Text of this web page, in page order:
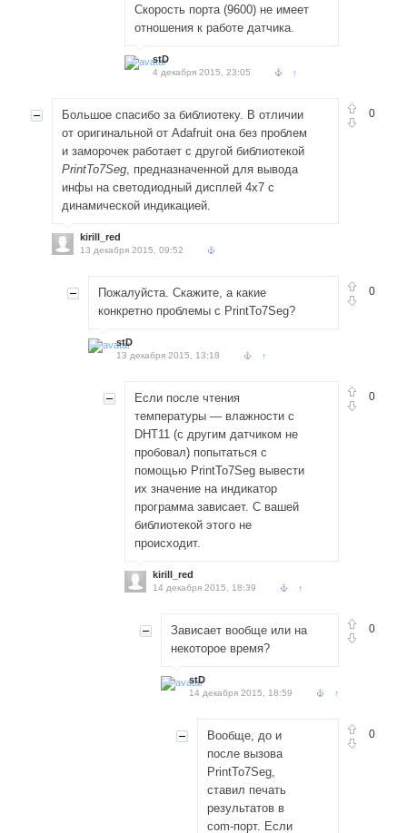
Скорость порта (9600) не имеет
отношения к работе датчика.
stD
4 декабря 2015, 23:05 ↑
0
Большое спасибо за библиотеку. В отличии
от оригинальной от Adafruit она без проблем
и заморочек работает с другой библиотекой
PrintTo7Seg, предназначенной для вывода
инфы на светодиодный дисплей 4x7 с
динамической индикацией.
kirill_red
13 декабря 2015, 09:52
0
Пожалуйста. Скажите, а какие
конкретно проблемы с PrintTo7Seg?
stD
13 декабря 2015, 13:18 ↑
0
Если после чтения
температуры — влажности с
DHT11 (с другим датчиком не
пробовал) попытаться с
помощью PrintTo7Seg вывести
их значение на индикатор
программа зависает. С вашей
библиотекой этого не
происходит.
kirill_red
14 декабря 2015, 18:39 ↑
0
Зависает вообще или на
некоторое время?
stD
14 декабря 2015, 18:59 ↑
0
Вообще, до и
после вызова
PrintTo7Seg,
ставил печать
результатов в
com-порт. Если